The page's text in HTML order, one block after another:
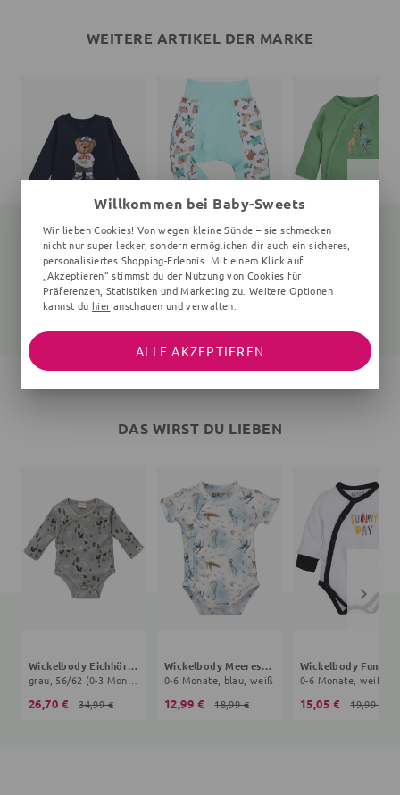
WEITERE ARTIKEL DER MARKE
Langarmshirt Teddybär
navy
25,99 €
Hose
Fische, hellblau
21,99 €
Wickelbody Giraffe
0-6 Monate, grün
DAS WIRST DU LIEBEN
Wickelbody Eichhörnchen
grau, 56/62 (0-3 Monate)
26,70 € 34,99 €
Wickelbody Meerestiere
0-6 Monate, blau, weiß
12,99 € 18,99 €
0-6 Monate, weiß
15,05 € 19,99 €
Willkommen bei Baby-Sweets
Wir lieben Cookies! Von wegen kleine Sünde – sie schmecken
nicht nur super lecker, sondern ermöglichen dir auch ein sicheres,
personalisiertes Shopping-Erlebnis. Mit einem Klick auf
„Akzeptieren“ stimmst du der Nutzung von Cookies für
Präferenzen, Statistiken und Marketing zu. Weitere Optionen
kannst du hier anschauen und verwalten.
ALLE AKZEPTIEREN